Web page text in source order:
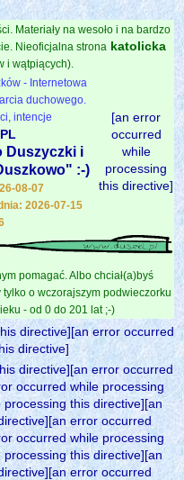
Materiały na wesoło i na bardzo
Nieoficjalna strona katolicka
i wątpiących).
- Internetowa
duchowego.
intencje
Duszyczki i
:-)
08-07
2026-07-15
[an error
occurred
while
processing
this directive]
pomagać. Albo chciał(a)byś
o wczorajszym podwieczorku
- od 0 do 201 lat ;-)
directive][an error occurred
directive]
directive][an error occurred
occurred while processing
this directive][an
error occurred
occurred while processing
this directive][an
error occurred